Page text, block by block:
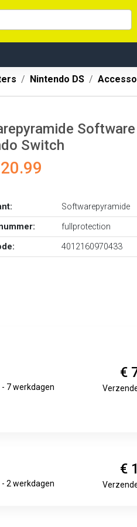
Nintendo DS
Switch
Softwarepyramide
fullprotection
4012160970433
- 7 werkdagen
€
- 2 werkdagen
€